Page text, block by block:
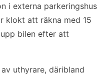
i externa parkeringshus
klokt att räkna med 15
bilen efter att
uthyrare, däribland